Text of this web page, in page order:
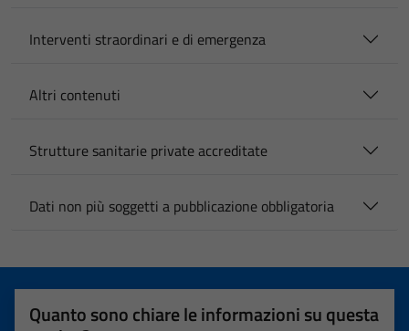
Interventi straordinari e di emergenza
Altri contenuti
Strutture sanitarie private accreditate
Dati non più soggetti a pubblicazione obbligatoria
Quanto sono chiare le informazioni su questa